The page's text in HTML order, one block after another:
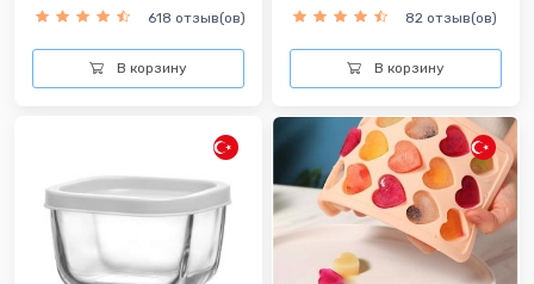
618 отзыв(ов)
В корзину
82 отзыв(ов)
В корзину